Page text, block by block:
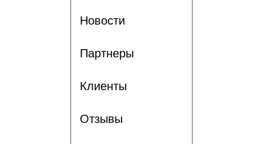
Новости
Партнеры
Клиенты
Отзывы